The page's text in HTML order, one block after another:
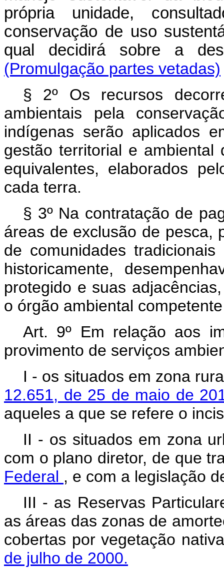
própria unidade,
conservação de uso
qual decidirá sobre a
(Promulgação partes vetadas)
§ 2º Os recursos
ambientais pela
indígenas serão aplicados
gestão territorial e ambiental
equivalentes, elaborados
cada terra.
§ 3º Na contratação de
áreas de exclusão de pesca,
de comunidades
historicamente,
protegido e suas
o órgão ambiental
Art. 9º Em relação aos
provimento de serviços
I - os situados em zona
12.651, de 25 de maio de
aqueles a que se refere o
II - os situados em zona
com o plano diretor, de que
Federal , e com a legislação
III - as Reservas
as áreas das zonas de
cobertas por vegetação
de julho de 2000.